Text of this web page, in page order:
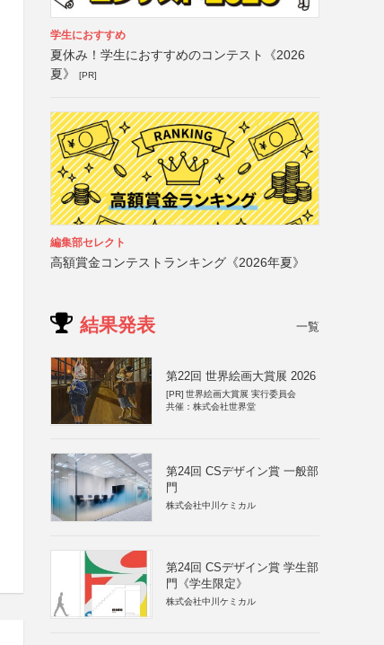
学生におすすめ
夏休み！学生におすすめのコンテスト《2026
夏》
[PR]
編集部セレクト
高額賞金コンテストランキング《2026年夏》
結果発表 一覧
第22回 世界絵画大賞展 2026
[PR] 世界絵画大賞展 実行委員会
共催：株式会社世界堂
第24回 CSデザイン賞 一般部
門
株式会社中川ケミカル
第24回 CSデザイン賞 学生部
門《学生限定》
株式会社中川ケミカル